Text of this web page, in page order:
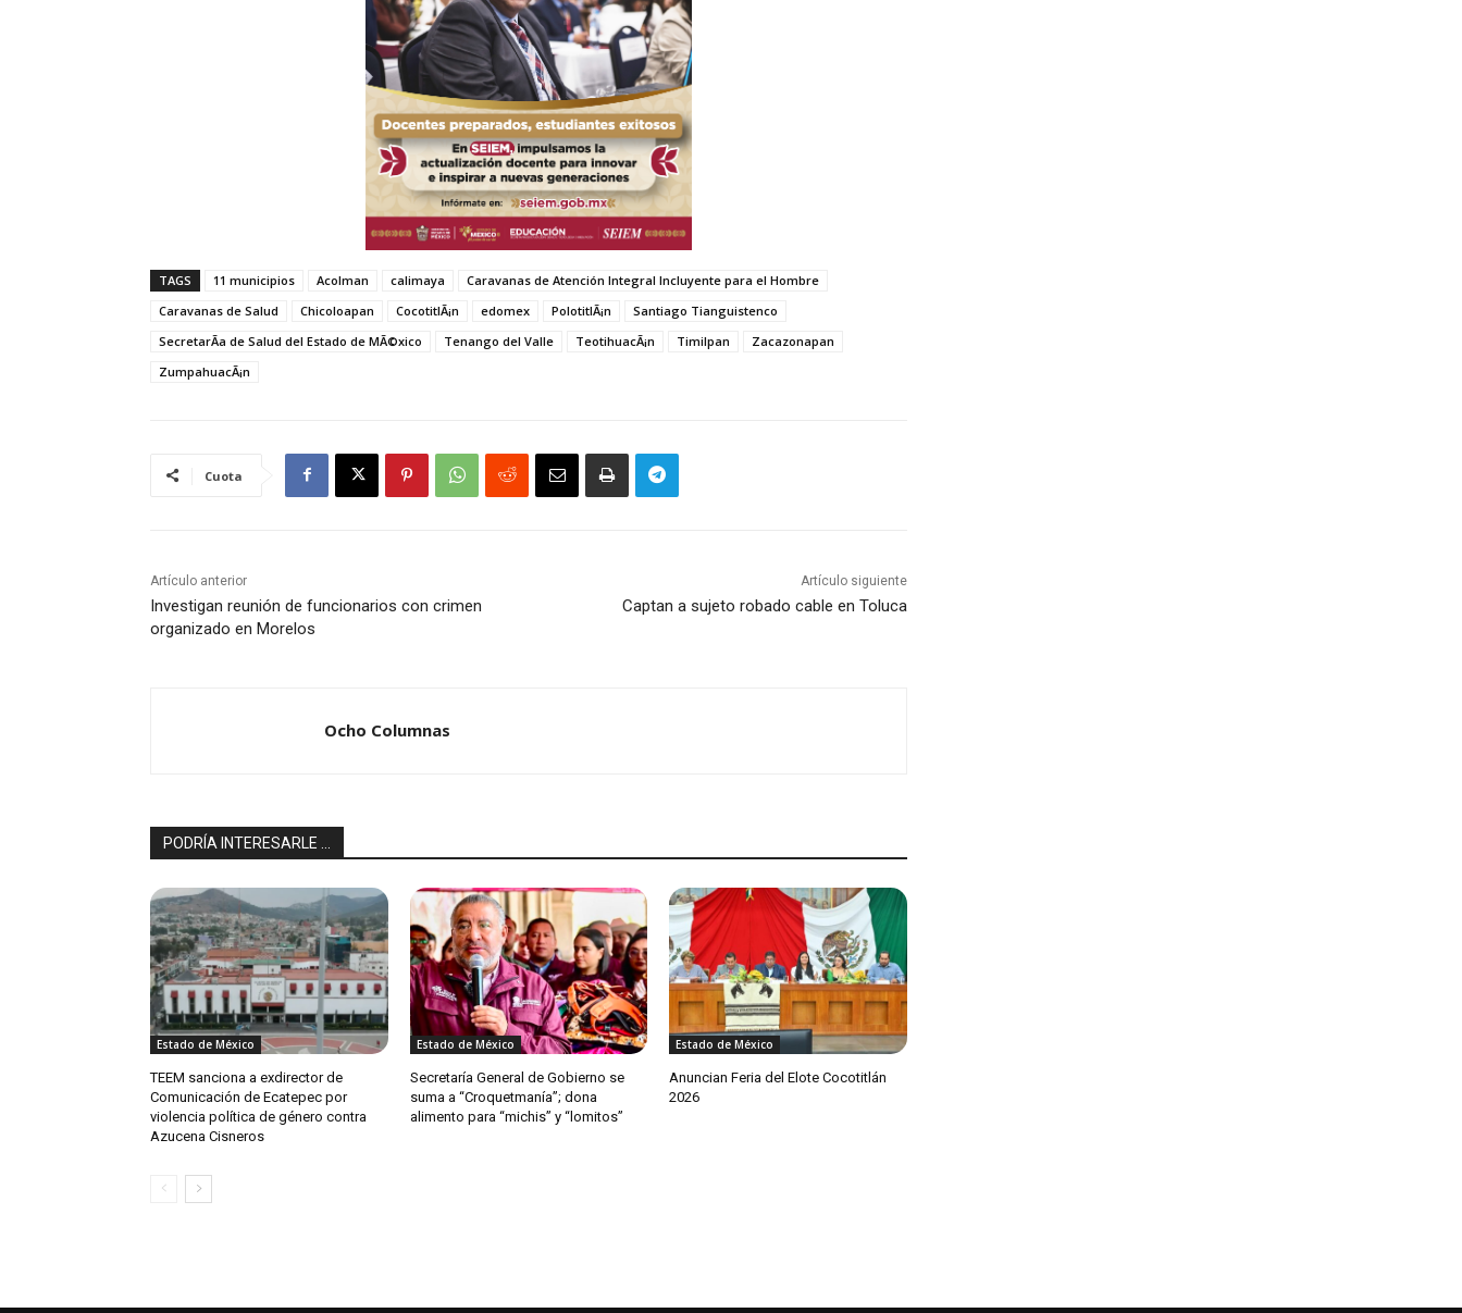
TAGS 11 municipios Acolman calimaya
Caravanas de Atención Integral Incluyente para el Hombre
Caravanas de Salud
Chicoloapan CocotitlÃ¡n edomex PolotitlÃ¡n
Santiago Tianguistenco
SecretarÃ­a de Salud del Estado de MÃ©xico
Tenango del Valle TeotihuacÃ¡n Timilpan
Zacazonapan
ZumpahuacÃ¡n
Cuota
Artículo anterior
Investigan reunión de funcionarios con crimen
organizado en Morelos
Artículo siguiente
Captan a sujeto robado cable en Toluca
Ocho Columnas
PODRÍA INTERESARLE ...
Estado de México
TEEM sanciona a exdirector de
Comunicación de Ecatepec por
violencia política de género contra
Azucena Cisneros
Estado de México
Secretaría General de Gobierno se
suma a “Croquetmanía”; dona
alimento para “michis” y “lomitos”
Estado de México
Anuncian Feria del Elote Cocotitlán
2026